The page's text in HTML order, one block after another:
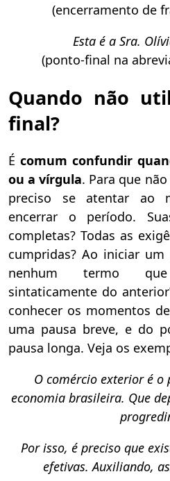
(encerramento de
Esta é a Sra.
(ponto-final na
Quando não
final?
É comum confundir
ou a vírgula. Para que
preciso se atentar ao
encerrar o período.
completas? Todas as
cumpridas? Ao iniciar
nenhum termo
sintaticamente do
conhecer os momentos
uma pausa breve, e do
pausa longa. Veja os
O comércio exterior é
economia brasileira. Que
Por isso, é preciso que
efetivas. Auxiliando,